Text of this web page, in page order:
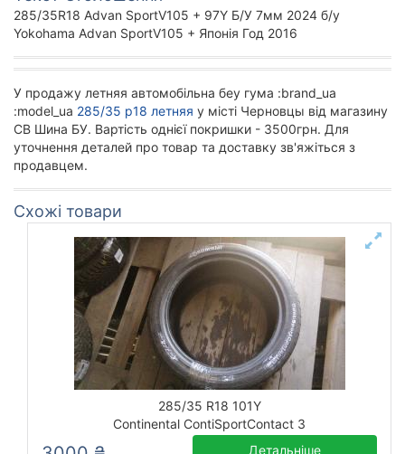
285/35R18 Advan SportV105 + 97Y Б/У 7мм 2024 б/у
Yokohama Advan SportV105 + Японія Год 2016
У продажу летняя автомобільна беу гума :brand_ua
:model_ua 285/35 р18 летняя у місті Черновцы від магазину
СВ Шина БУ. Вартість однієї покришки - 3500грн. Для
уточнення деталей про товар та доставку зв'яжіться з
продавцем.
Схожі товари
285/35 R18 101Y
Continental ContiSportContact 3
Детальніше